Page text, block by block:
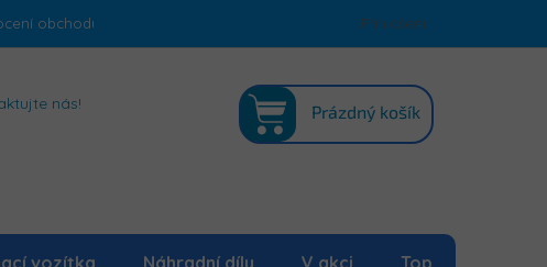
obchodu Podmínky ochrany osobních údajů Mapa serveru
Přihlášení
nás!
KOŠÍK
Prázdný košík
vozítka Náhradní díly V akci Top